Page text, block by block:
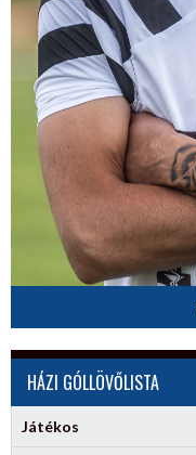
HÁZI GÓLLÖVŐLISTA
Játékos